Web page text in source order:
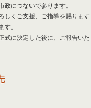
につないで参ります。
しくご支援、ご指導を賜ります
。
式に決定した後に、ご報告いた